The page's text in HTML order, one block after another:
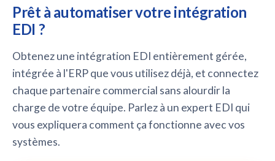
Prêt à automatiser votre intégration
EDI ?
Obtenez une intégration EDI entièrement gérée,
intégrée à l'ERP que vous utilisez déjà, et connectez
chaque partenaire commercial sans alourdir la
charge de votre équipe. Parlez à un expert EDI qui
vous expliquera comment ça fonctionne avec vos
systèmes.